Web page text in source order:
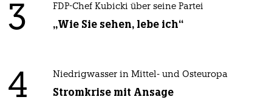
3 FDP-Chef Kubicki über seine Partei
„Wie Sie sehen, lebe ich“
4 Niedrigwasser in Mittel- und Osteuropa
Stromkrise mit Ansage